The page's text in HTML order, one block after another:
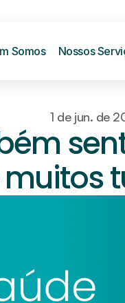
1 de jun. de
Somos Nossos